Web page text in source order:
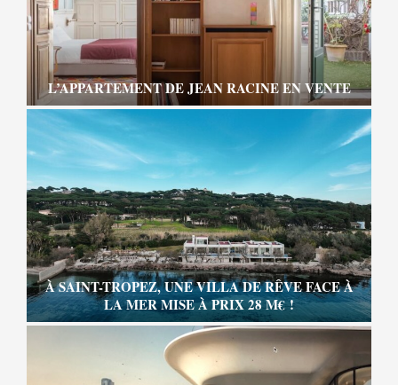
L’APPARTEMENT DE JEAN RACINE EN VENTE
À SAINT-TROPEZ, UNE VILLA DE RÊVE FACE À
LA MER MISE À PRIX 28 M€ !